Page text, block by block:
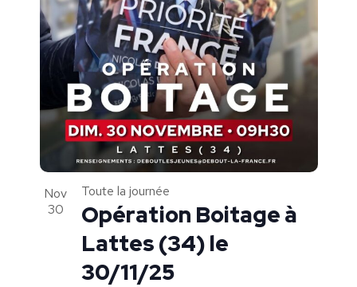
IN
PHOTO
VIEW
Nov
30
Opération Boitage à
Lattes (34) le
30/11/25
Toute la journée